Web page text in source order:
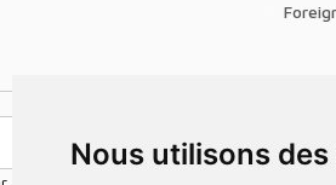
Nous utilisons